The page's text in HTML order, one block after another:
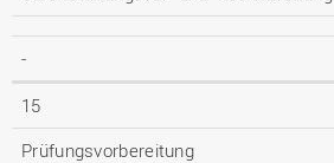
-
15
Prüfungsvorbereitung